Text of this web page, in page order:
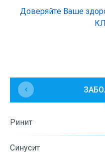
Доверяйте Ваше
Ринит
Синусит